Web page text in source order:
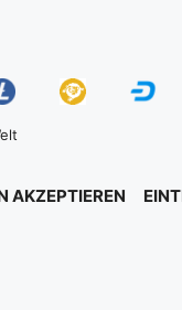
AKZEPTIEREN